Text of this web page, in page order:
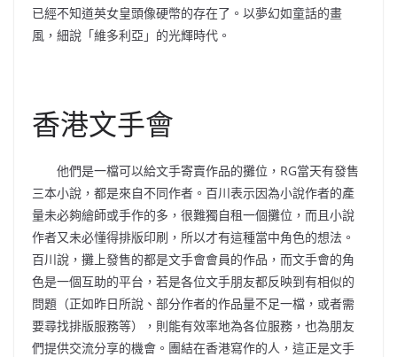
已經不知道英女皇頭像硬幣的存在了。以夢幻如童話的畫
風，細說「維多利亞」的光輝時代。
香港文手會
他們是一檔可以給文手寄賣作品的攤位，RG當天有發售
三本小說，都是來自不同作者。百川表示因為小說作者的產
量未必夠繪師或手作的多，很難獨自租一個攤位，而且小說
作者又未必懂得排版印刷，所以才有這種當中角色的想法。
百川說， 攤上發售的都是文手會會員的作品，而文手會的角
色是一個互助的平台，若是各位文手朋友都反映到有相似的
問題（正如昨日所說、部分作者的作品量不足一檔，或者需
要尋找排版服務等），則能有效率地為各位服務，也為朋友
們提供交流分享的機會。團結在香港寫作的人，這正是文手